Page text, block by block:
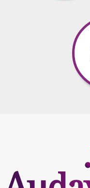
91%
taux de satisfaction
des stagiaires